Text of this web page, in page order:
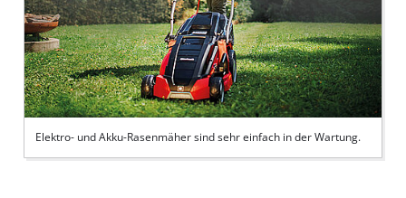
Elektro- und Akku-Rasenmäher sind sehr einfach in der Wartung.